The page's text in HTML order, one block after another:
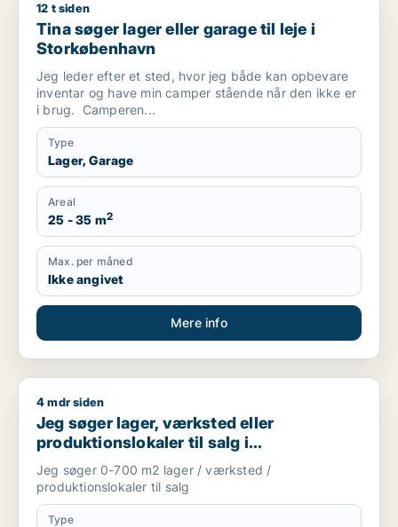
Tina søger lager eller garage til leje i Storkøbenhavn
12 t siden
Tina søger lager eller garage til leje i
Storkøbenhavn
Jeg leder efter et sted, hvor jeg både kan opbevare
inventar og have min camper stående når den ikke er
i brug. Camperen...
Type
Lager, Garage
Areal
25 - 35 m2
Max. per måned
Ikke angivet
Mere info
Jeg søger lager, værksted eller produktionslokaler til salg i
4 mdr siden
Jeg søger lager, værksted eller
produktionslokaler til salg i
Storkøbenhavn
Jeg søger 0-700 m2 lager / værksted /
produktionslokaler til salg
Type